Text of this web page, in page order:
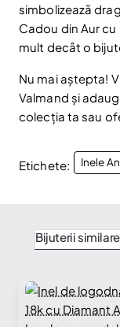
Nu mai
simbolizează
Cadou din Aur
mult decât o
Nu mai aștepta!
Valmand și
colecția ta sau
Etichete: Inele
Bijuterii similare